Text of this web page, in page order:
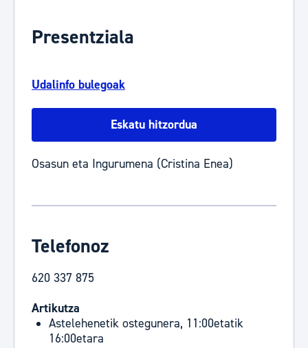
Presentziala
Udalinfo bulegoak
Eskatu hitzordua
Osasun eta Ingurumena (Cristina Enea)
Telefonoz
620 337 875
Artikutza
Astelehenetik ostegunera, 11:00etatik
16:00etara